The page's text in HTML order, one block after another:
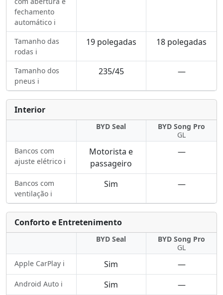
fechamento
automático ℹ️
Tamanho das
rodas ℹ️
19 polegadas 18 polegadas
Tamanho dos
pneus ℹ️
235/45 —
Interior
BYD Seal
BYD Song Pro
GL
Bancos com
ajuste elétrico ℹ️
Motorista e
passageiro
—
Bancos com
ventilação ℹ️
Sim —
Conforto e Entretenimento
BYD Seal
BYD Song Pro
GL
Apple CarPlay ℹ️
Sim —
Android Auto ℹ️ Sim —